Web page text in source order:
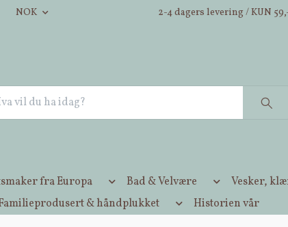
NOK 2-4 dagers levering / KUN
fra Europa Bad & Velvære
Vesker,
& håndplukket Historien vår